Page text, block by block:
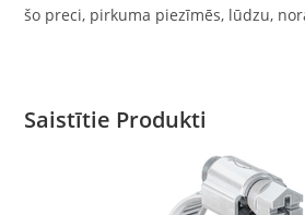
šo preci, pirkuma piezīmēs, lūdzu,
Saistītie Produkti